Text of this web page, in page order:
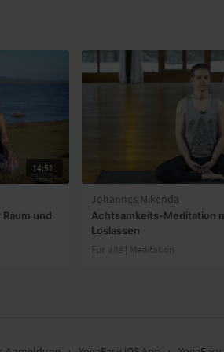
14:51
und
Johannes Mikenda
Achtsamkeits-Meditation
Loslassen
Für alle | Meditation